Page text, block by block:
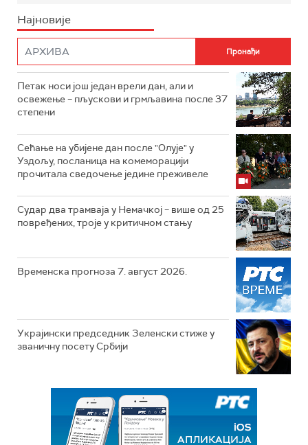
Најновије
Петак носи још један врели дан, али и
освежење – пљускови и грмљавина после 37
степени
Сећање на убијене дан после "Олује" у
Уздољу, посланица на комеморацији
прочитала сведочење једине преживеле
Судар два трамваја у Немачкој – више од 25
повређених, троје у критичном стању
Временска прогноза 7. август 2026.
Украјински председник Зеленски стиже у
званичну посету Србији